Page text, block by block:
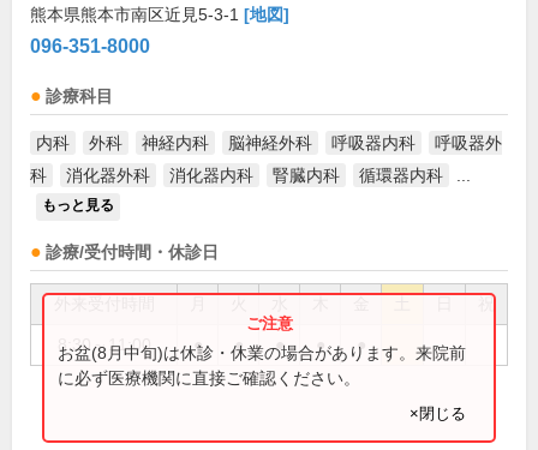
熊本県熊本市南区近見5-3-1 [地図]
096-351-8000
診療科目
内科 外科 神経内科 脳神経外科 呼吸器内科
呼吸器外
科
消化器外科 消化器内科 腎臓内科 循環器内科
もっと見る
診療/受付時間・休診日
祝
8:30～11:00 ● ● ● ● ●
お盆(8月中旬)は休診・休業の場合があります。来院前
に必ず医療機関に直接ご確認ください。
×閉じる